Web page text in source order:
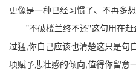
更像是一种已经习惯了、不再多想
"不破楼兰终不还"这句用在
过猛,你自己应该也清楚这只是句
项赋予悲壮感的倾向,值得你留